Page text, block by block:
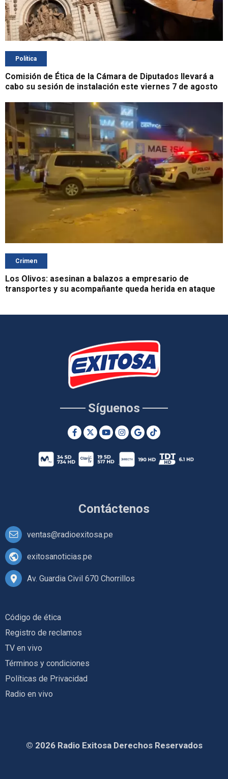
Política
Comisión de Ética de la Cámara de Diputados llevará a
cabo su sesión de instalación este viernes 7 de agosto
Crimen
Los Olivos: asesinan a balazos a empresario de
transportes y su acompañante queda herida en ataque
Contáctenos
ventas@radioexitosa.pe
exitosanoticias.pe
Av. Guardia Civil 670 Chorrillos
Síguenos
Código de ética
Registro de reclamos
TV en vivo
Términos y condiciones
Políticas de Privacidad
Radio en vivo
© 2026 Radio Exitosa Derechos Reservados